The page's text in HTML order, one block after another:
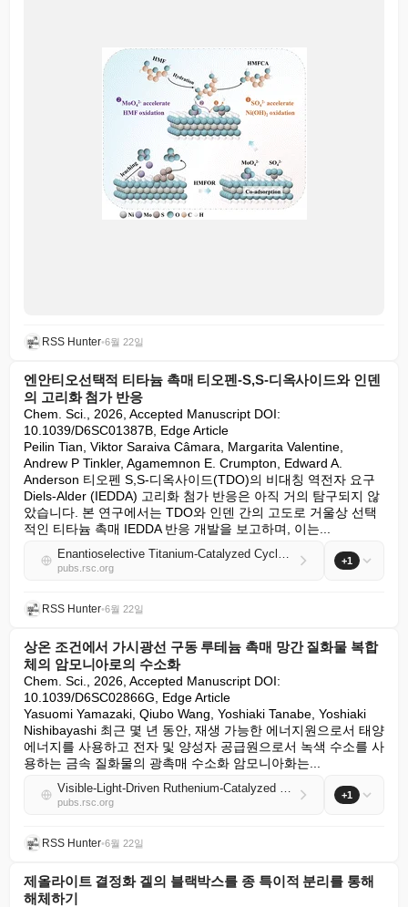
RSS Hunter•6월 22일
엔안티오선택적 티타늄 촉매 티오펜-S,S-디옥사이드와 인덴
의 고리화 첨가 반응
Chem. Sci., 2026, Accepted Manuscript DOI:
10.1039/D6SC01387B, Edge Article
Peilin Tian, Viktor Saraiva Câmara, Margarita Valentine,
Andrew P Tinkler, Agamemnon E. Crumpton, Edward A.
Anderson 티오펜 S,S-디옥사이드(TDO)의 비대칭 역전자 요구
Diels-Alder (IEDDA) 고리화 첨가 반응은 아직 거의 탐구되지 않
았습니다. 본 연구에서는 TDO와 인덴 간의 고도로 거울상 선택
적인 티타늄 촉매 IEDDA 반응 개발을 보고하며, 이는...
Enantioselective Titanium-Catalyzed Cycloadditions of Thiophene-S,S-Dioxides with Indenes
pubs.rsc.org
+1
RSS Hunter•6월 22일
상온 조건에서 가시광선 구동 루테늄 촉매 망간 질화물 복합
체의 암모니아로의 수소화
Chem. Sci., 2026, Accepted Manuscript DOI:
10.1039/D6SC02866G, Edge Article
Yasuomi Yamazaki, Qiubo Wang, Yoshiaki Tanabe, Yoshiaki
Nishibayashi 최근 몇 년 동안, 재생 가능한 에너지원으로서 태양
에너지를 사용하고 전자 및 양성자 공급원으로서 녹색 수소를 사
용하는 금속 질화물의 광촉매 수소화 암모니아화는...
Visible-Light-Driven Ruthenium-Catalyzed Hydrogenation of Manganese Nitride Complexes to Ammonia under Ambient Conditions
pubs.rsc.org
+1
RSS Hunter•6월 22일
제올라이트 결정화 겔의 블랙박스를 종 특이적 분리를 통해
해체하기